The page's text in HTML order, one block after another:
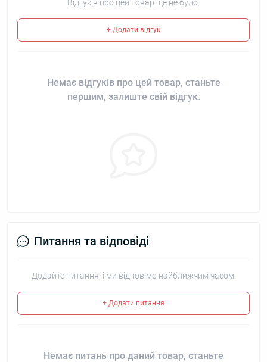
Відгуків про цей товар ще не було.
+ Додати відгук
Немає відгуків про цей товар, станьте
першим, залиште свій відгук.
Питання та відповіді
Додайте питання, і ми відповімо найближчим часом.
+ Додати питання
Немає питань про даний товар, станьте